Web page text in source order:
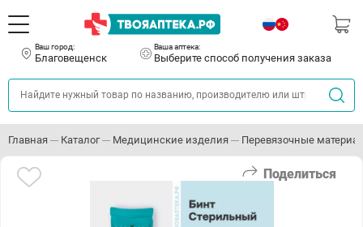
Ваш город:
Благовещенск
Ваша аптека:
Выберите способ получения заказа
Главная Каталог Медицинские изделия Перевязочные
Поделиться